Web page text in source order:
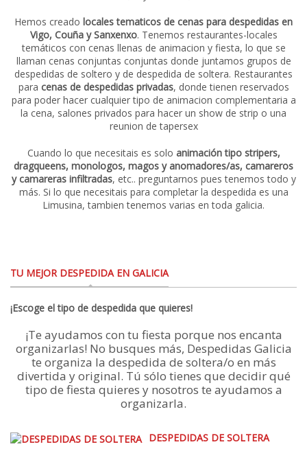
Hemos creado locales tematicos de cenas para despedidas en
Vigo, Couña y Sanxenxo. Tenemos restaurantes-locales
temáticos con cenas llenas de animacion y fiesta, lo que se
llaman cenas conjuntas conjuntas donde juntamos grupos de
despedidas de soltero y de despedida de soltera. Restaurantes
para cenas de despedidas privadas, donde tienen reservados
para poder hacer cualquier tipo de animacion complementaria a
la cena, salones privados para hacer un show de strip o una
reunion de tapersex
Cuando lo que necesitais es solo animación tipo stripers,
dragqueens, monologos, magos y anomadores/as, camareros
y camareras infiltradas, etc.. preguntarnos pues tenemos todo y
más. Si lo que necesitais para completar la despedida es una
Limusina, tambien tenemos varias en toda galicia.
TU MEJOR DESPEDIDA EN GALICIA
¡Escoge el tipo de despedida que quieres!
¡Te ayudamos con tu fiesta porque nos encanta
organizarlas! No busques más, Despedidas Galicia
te organiza la despedida de soltera/o en más
divertida y original. Tú sólo tienes que decidir qué
tipo de fiesta quieres y nosotros te ayudamos a
organizarla.
DESPEDIDAS DE SOLTERA